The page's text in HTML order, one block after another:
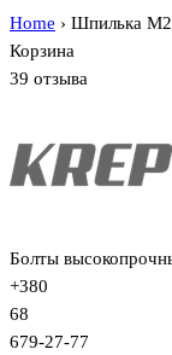
Home › Шпилька
Корзина
39 отзыва
Болты
+380
68
679-27-77